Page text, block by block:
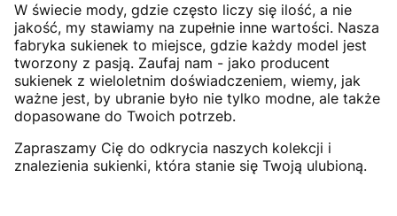
W świecie mody, gdzie często liczy się ilość, a nie
jakość, my stawiamy na zupełnie inne wartości. Nasza
fabryka sukienek to miejsce, gdzie każdy model jest
tworzony z pasją. Zaufaj nam - jako producent
sukienek z wieloletnim doświadczeniem, wiemy, jak
ważne jest, by ubranie było nie tylko modne, ale także
dopasowane do Twoich potrzeb.
Zapraszamy Cię do odkrycia naszych kolekcji i
znalezienia sukienki, która stanie się Twoją ulubioną.